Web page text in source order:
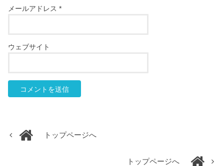
メールアドレス*
ウェブサイト
トップページへ
トップページへ